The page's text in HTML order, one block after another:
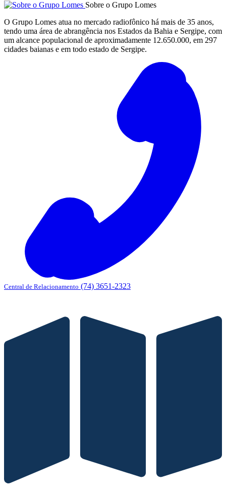
Sobre o Grupo Lomes
O Grupo Lomes atua no mercado radiofônico há mais de 35 anos,
tendo uma área de abrangência nos Estados da Bahia e Sergipe, com
um alcance populacional de aproximadamente 12.650.000, em 297
cidades baianas e em todo estado de Sergipe.
Central de Relacionamento (74) 3651-2323